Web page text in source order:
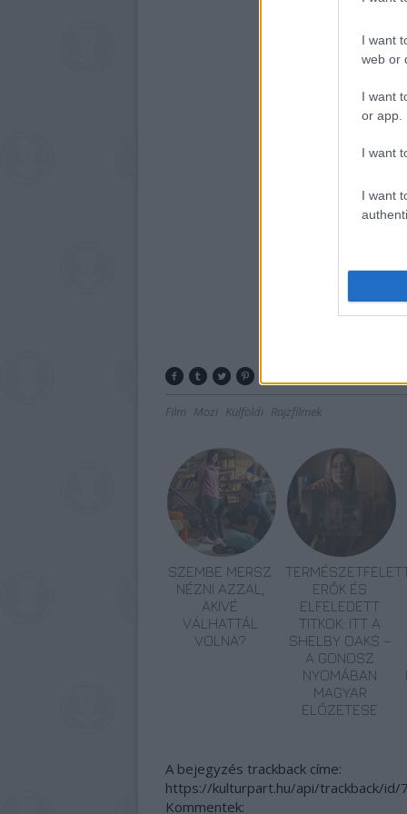
I want
web or
I want
or app.
I want
I want
Film Mozi Külföldi Rajzfilmek
SZEMBE MERSZ
NÉZNI AZZAL,
AKIVÉ
VÁLHATTÁL
VOLNA?
ERŐK ÉS
ELFELEDETT
TITKOK: ITT A
SHELBY OAKS –
A GONOSZ
NYOMÁBAN
MAGYAR
ELŐZETESE
A bejegyzés trackback címe:
https://kulturpart.hu/api/trackback/id/
Kommentek: